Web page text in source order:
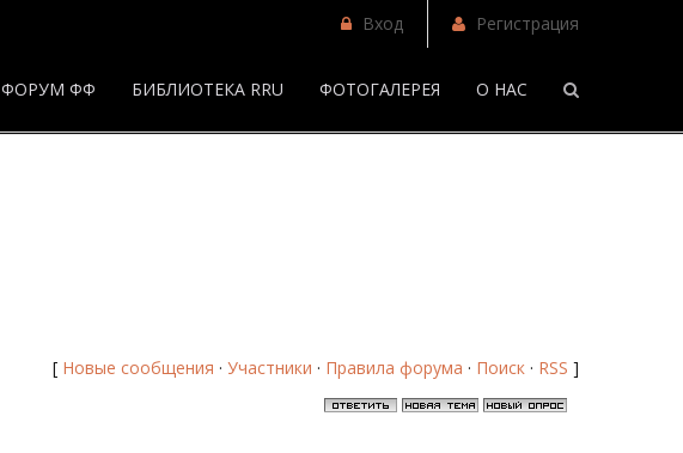
Вход Регистрация
ФОРУМ ФФ БИБЛИОТЕКА RRU ФОТОГАЛЕРЕЯ О НАС
[ Новые сообщения · Участники · Правила форума · Поиск · RSS ]